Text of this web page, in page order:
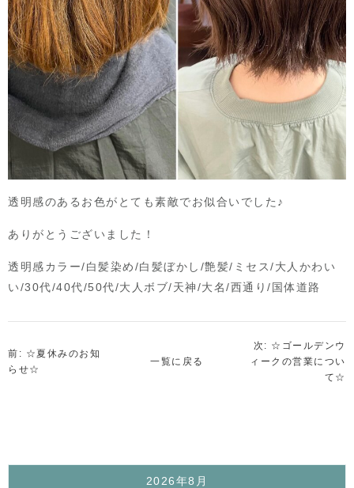
透明感のあるお色がとても素敵でお似合いでした♪
ありがとうございました！
透明感カラー/白髪染め/白髪ぼかし/艶髪/ミセス/大人かわい
い/30代/40代/50代/大人ボブ/天神/大名/西通り/国体道路
前: ☆夏休みのお知
らせ☆
一覧に戻る
次: ☆ゴールデンウ
ィークの営業につい
て☆
2026年8月